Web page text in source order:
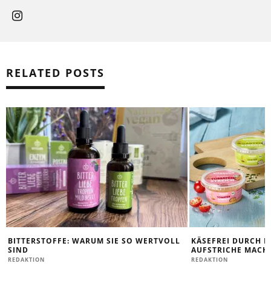
RELATED POSTS
BITTERSTOFFE: WARUM SIE SO WERTVOLL
SIND
REDAKTION
KÄSEFREI DURCH
AUFSTRICHE
REDAKTION